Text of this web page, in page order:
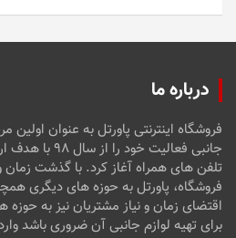
درباره ما
فروشگاه اینترنتی پاورتل به عنوان
جانبی فعالیت
تلفن های همراه آغاز کرد. با گذشت
فروشگاه، پاورتل به حوزه های دیگری
اقتضای زمان و نیاز مشتریان نیز به
برای تهیه لوازم جانبی آن ضروری باشد